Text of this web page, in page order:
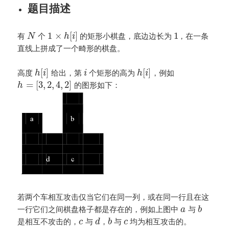
题目描述
有 N 个 1 × h[i] 的矩形小棋盘，底边边长为 1 ，在一条
直线上拼成了一个畸形的棋盘。
高度 h[i] 给出，第 i 个矩形的高为 h[i] ，例如
h = [3, 2,4, 2] 的图形如下：
若两个车相互攻击仅当它们在同一列，或在同一行且在这
一行它们之间棋盘格子都是存在的，例如上图中a 与 b
是相互不攻击的，c 与 d ，b 与c 均为相互攻击的。